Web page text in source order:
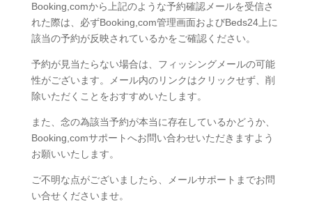
Booking,comから上記のような予約確認メールを受信さ
れた際は、必ずBooking,com管理画面およびBeds24上に
該当の予約が反映されているかをご確認ください。
予約が見当たらない場合は、フィッシングメールの可能
性がございます。メール内のリンクはクリックせず、削
除いただくことをおすすめいたします。
また、念の為該当予約が本当に存在しているかどうか、
Booking,comサポートへお問い合わせいただきますよう
お願いいたします。
ご不明な点がございましたら、メールサポートまでお問
い合せくださいませ。